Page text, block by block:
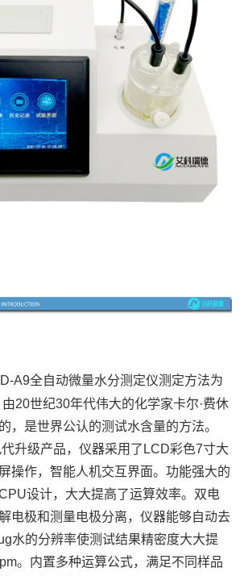
A9全自动微量水分测定仪测定方法为
由20世纪30年代伟大的化学家卡尔·费休
，是世界公认的测试水含量的方法。
升级产品，仪器采用了LCD彩色7寸大
操作，智能人机交互界面。功能强大的
设计，大大提高了运算效率。双电
电极和测量电极分离，仪器能够自动去
水的分辨率使测试结果精密度大大提
。内置多种运算公式，满足不同样品